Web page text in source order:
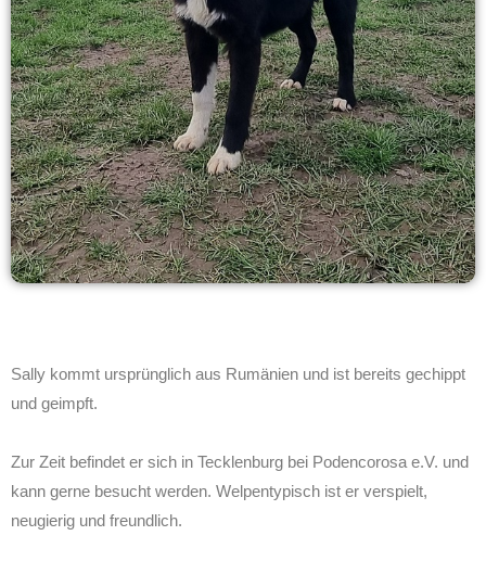
Sally kommt ursprünglich aus Rumänien und ist bereits gechippt
und geimpft.
Zur Zeit befindet er sich in Tecklenburg bei Podencorosa e.V. und
kann gerne besucht werden. Welpentypisch ist er verspielt,
neugierig und freundlich.